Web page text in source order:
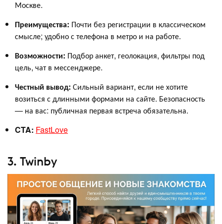
Москве.
Преимущества: Почти без регистрации в классическом
смысле; удобно с телефона в метро и на работе.
Возможности: Подбор анкет, геолокация, фильтры под
цель, чат в мессенджере.
Честный вывод: Сильный вариант, если не хотите
возиться с длинными формами на сайте. Безопасность
— на вас: публичная первая встреча обязательна.
CTA: FastLove
3. Twinby